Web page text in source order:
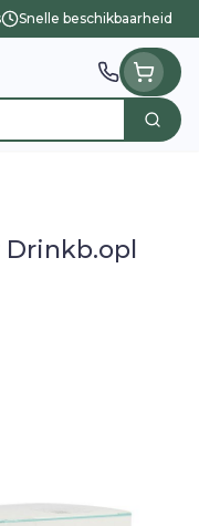
Snelle beschikbaarheid
Zoek